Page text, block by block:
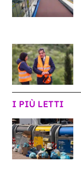
I PIÙ LETTI